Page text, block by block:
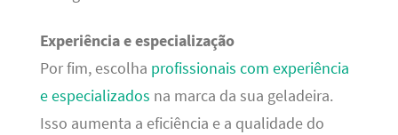
Experiência e especialização
Por fim, escolha profissionais com experiência
e especializados na marca da sua geladeira.
Isso aumenta a eficiência e a qualidade do